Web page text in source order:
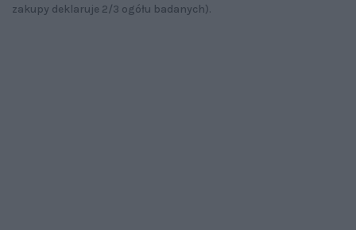
zakupy deklaruje 2/3 ogółu badanych).